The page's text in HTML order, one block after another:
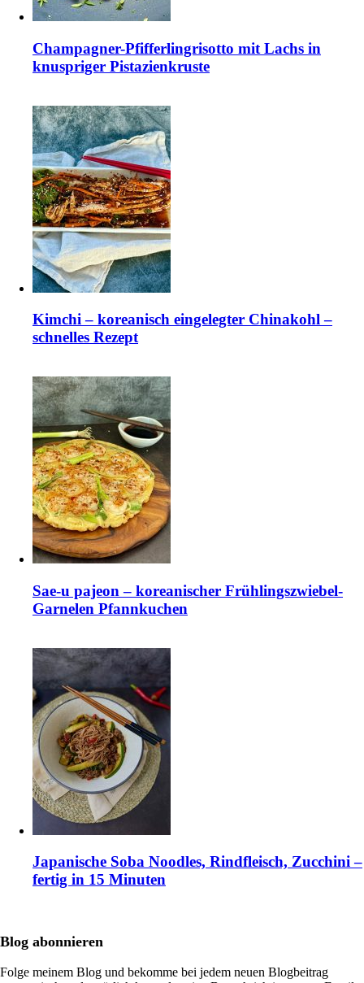
Champagner-Pfifferlingrisotto mit Lachs in
knuspriger Pistazienkruste
Kimchi – koreanisch eingelegter Chinakohl –
schnelles Rezept
Sae-u pajeon – koreanischer Frühlingszwiebel-
Garnelen Pfannkuchen
Japanische Soba Noodles, Rindfleisch, Zucchini –
fertig in 15 Minuten
Blog abonnieren
Folge meinem Blog und bekomme bei jedem neuen Blogbeitrag